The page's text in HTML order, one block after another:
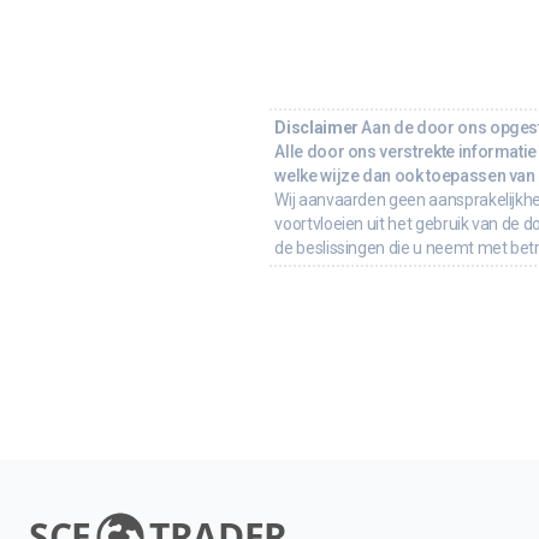
Disclaimer Aan de door ons
Alle door ons verstrekte
welke wijze dan ook toepassen
Wij aanvaarden geen
voortvloeien uit het gebruik van de
de beslissingen die u neemt met